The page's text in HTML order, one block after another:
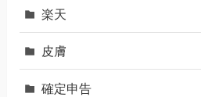
楽天
皮膚
確定申告